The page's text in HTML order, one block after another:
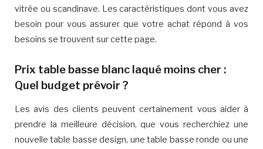
vitrée ou scandinave. Les caractéristiques dont vous avez
besoin pour vous assurer que votre achat répond à vos
besoins se trouvent sur cette page.
Prix table basse blanc laqué moins cher :
Quel budget prévoir ?
Les avis des clients peuvent certainement vous aider à
prendre la meilleure décision, que vous recherchiez une
nouvelle table basse design, une table basse ronde ou une